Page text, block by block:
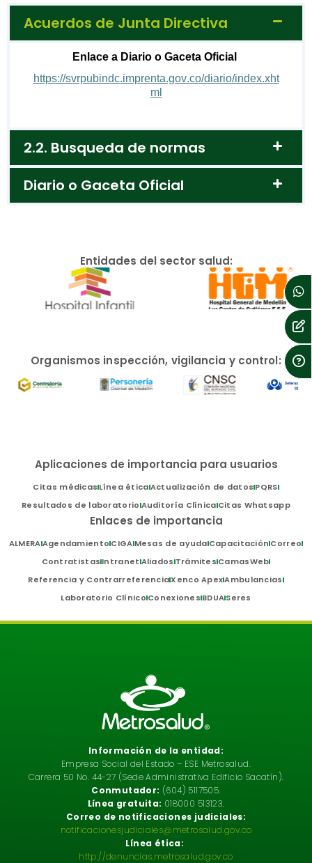
Acuerdos de Junta Directiva
Enlace a Diario o Gaceta Oficial
https://svrpubindc.imprenta.gov.co/diario/index.xht
ml
2.2. Busqueda de normas
Diario o Gaceta Oficial
Entidades del sector salud:
Organismos inspección, vigilancia y control:
Aplicaciones de importancia para usuarios
Citas médicasLínea éticaActualización de datosPQRS
Resultados de laboratorio Auditoría ClínicaCitas Whatsapp
Enlaces de importancia
ALMERAAgendamientoCIGAMesas de ayudaCapacitaciónCorreo
ContratistasIntranet Aliados TrámitesCamasWeb
Referencia y ContrarreferenciaXenco ApexAmbulancias
Laboratorio Clínico Conexiones BDUASeres
Información de la entidad:
Empresa Social del Estado – ESE Metrosalud.
Carrera 50 No. 44-27 (Sede Administrativa Edificio Sacatín).
Conmutador: (604) 5117505.
Línea gratuita: 018000 513123.
Correo de notificaciones judiciales:
notificacionesjudiciales@metrosalud.gov.co
Línea ética:
http://denuncias.metrosalud.gov.co